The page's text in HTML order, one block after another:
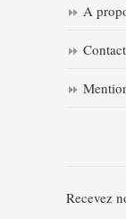
A
Contact
Recevez